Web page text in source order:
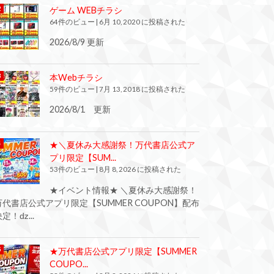
ゲーム WEBチラシ
64件のビュー | 6月 10, 2020 に投稿された
2026/8/9 更新
本Webチラシ
59件のビュー 7月 13, 2018 に投稿された
2026/8/1 更新
★＼夏休み大感謝祭！万代書店公式ア
プリ限定【SUM...
53件のビュー 8月 8, 2026 に投稿された
★イベント情報★ ＼夏休み大感謝祭！
代書店公式アプリ限定【SUMMER COUPON】配布
定！ǳ...
★万代書店公式アプリ限定【SUMMER
COUPO...